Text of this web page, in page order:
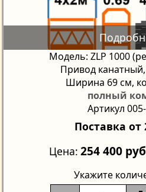
Модель: ZLP 1000
Привод канатный,
Ширина 69 см,
полный
Артикул
Поставка от
Цена 254 400
Укажите